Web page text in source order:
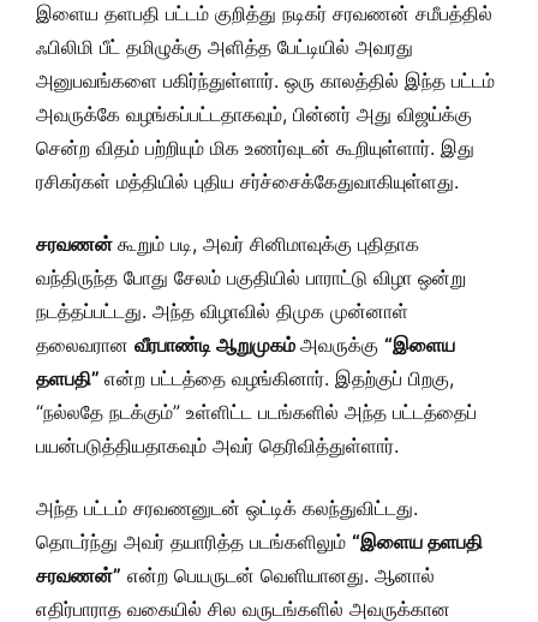
இளைய தளபதி பட்டம் குறித்து நடிகர் சரவணன் சமீபத்தில்
ஃபிலிமி பீட் தமிழுக்கு அளித்த பேட்டியில் அவரது
அனுபவங்களை பகிர்ந்துள்ளார். ஒரு காலத்தில் இந்த பட்டம்
அவருக்கே வழங்கப்பட்டதாகவும், பின்னர் அது விஜய்க்கு
சென்ற விதம் பற்றியும் மிக உணர்வுடன் கூறியுள்ளார். இது
ரசிகர்கள் மத்தியில் புதிய சர்ச்சைக்கேதுவாகியுள்ளது.
சரவணன் கூறும் படி, அவர் சினிமாவுக்கு புதிதாக
வந்திருந்த போது சேலம் பகுதியில் பாராட்டு விழா ஒன்று
நடத்தப்பட்டது. அந்த விழாவில் திமுக முன்னாள்
தலைவரான வீரபாண்டி ஆறுமுகம் அவருக்கு “இளைய
தளபதி” என்ற பட்டத்தை வழங்கினார். இதற்குப் பிறகு,
“நல்லதே நடக்கும்” உள்ளிட்ட படங்களில் அந்த பட்டத்தைப்
பயன்படுத்தியதாகவும் அவர் தெரிவித்துள்ளார்.
அந்த பட்டம் சரவணனுடன் ஒட்டிக் கலந்துவிட்டது.
தொடர்ந்து அவர் தயாரித்த படங்களிலும் “இளைய தளபதி
சரவணன்” என்ற பெயருடன் வெளியானது. ஆனால்
எதிர்பாராத வகையில் சில வருடங்களில் அவருக்கான